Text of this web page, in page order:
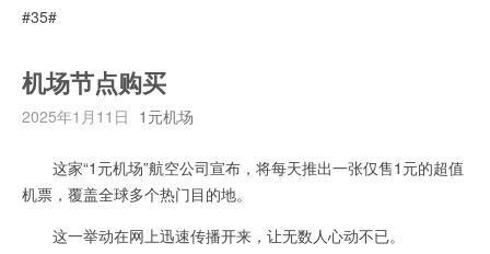
#35#
机场节点购买
2025年1月11日 1元机场
这家“1元机场”航空公司宣布，将每天推出一张仅售1元的超值
机票，覆盖全球多个热门目的地。
这一举动在网上迅速传播开来，让无数人心动不已。